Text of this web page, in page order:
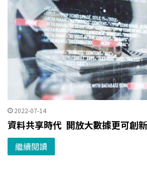
2022-07-14
資料共享時代 開放大數據更可創
繼續閱讀